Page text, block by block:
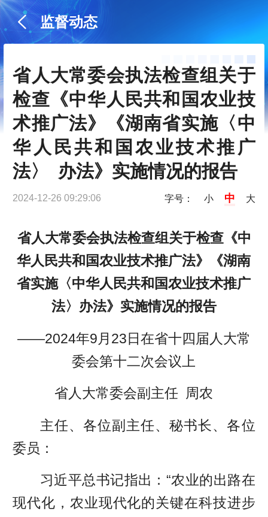
监督动态
省人大常委会执法检查组关于
检查《中华人民共和国农业技
术推广法》《湖南省实施〈中
华人民共和国农业技术推广
法〉  办法》实施情况的报告
2024-12-26 09:29:06 字号： 小 中 大
省人大常委会执法检查组关于检查《中
华人民共和国农业技术推广法》《湖南
省实施〈中华人民共和国农业技术推广
法〉 办法》实施情况的报告
——2024年9月23日在省十四届人大常
委会第十二次会议上
省人大常委会副主任 周农
主任、各位副主任、秘书长、各位
委员：
习近平总书记指出：“农业的出路在
现代化，农业现代化的关键在科技进步